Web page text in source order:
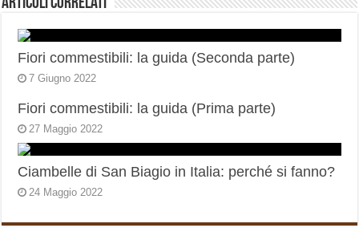
Articoli correlati
Fiori commestibili: la guida (Seconda parte)
7 Giugno 2022
Fiori commestibili: la guida (Prima parte)
27 Maggio 2022
Ciambelle di San Biagio in Italia: perché si fanno?
24 Maggio 2022